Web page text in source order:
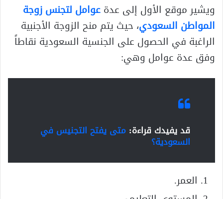
ويشير موقع الأول إلى عدةعوامل لتجنس زوجة
المواطن السعودي، حيث يتم منح الزوجة الأجنبية
الراغبة في الحصول على الجنسية السعودية نقاطاً
وفق عدة عوامل وهي:
قد يفيدك قراءة: متى يفتح التجنيس في
السعودية؟
العمر.